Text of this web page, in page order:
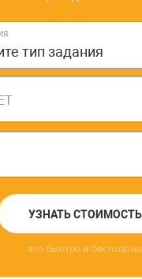
тип задания
УЗНАТЬ СТОИМОСТЬ
это быстро и бесплатно